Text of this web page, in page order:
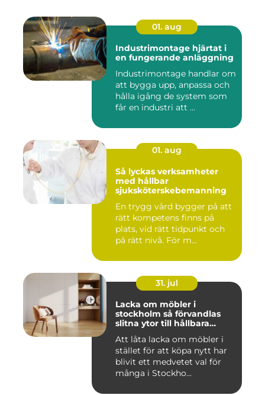
01. aug
Industrimontage hjärtat i
en fungerande anläggning
Industrimontage handlar om
att bygga upp, anpassa och
hålla igång de system som
får en industri att ...
01. aug
Så lyckas verksamheter
med hållbar
sjuksköterskebemanning
En trygg vård bygger på att
rätt kompetens finns på
plats, vid rätt tidpunkt och
på rätt nivå. För m...
31. jul
Lacka om möbler i
stockholm så förvandlas
slitna ytor till hållbara
Att låta lacka om möbler i
stället för att köpa nytt har
blivit ett medvetet val för
många i Stockho...